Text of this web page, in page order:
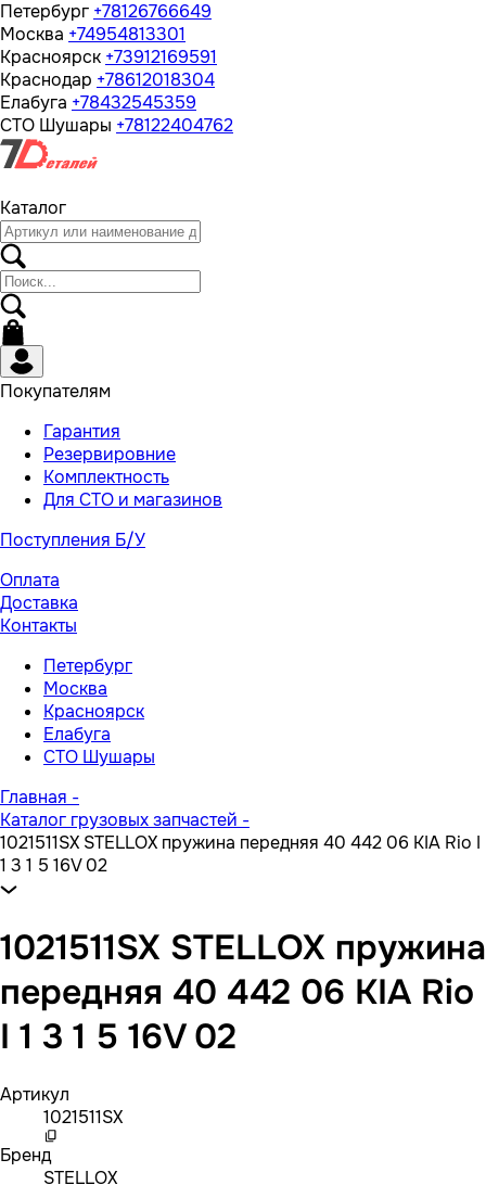
Петербург +78126766649
Москва +74954813301
Красноярск +73912169591
Краснодар +78612018304
Елабуга +78432545359
СТО Шушары +78122404762
Каталог
Покупателям
Гарантия
Резервировние
Комплектность
Для СТО и магазинов
Поступления Б/У
Оплата
Доставка
Контакты
Петербург
Москва
Красноярск
Елабуга
СТО Шушары
Главная -
Каталог грузовых запчастей -
1021511SX STELLOX пружина передняя 40 442 06 KIA Rio I
1 3 1 5 16V 02
1021511SX STELLOX пружина
передняя 40 442 06 KIA Rio
I 1 3 1 5 16V 02
Артикул
1021511SX
Бренд
STELLOX